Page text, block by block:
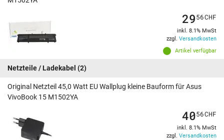
Artikel verfügbar
2956CHF
inkl. 8.1% MwSt
zzgl. Versandkosten
Netzteile / Ladekabel (2)
Original Netzteil 45,0 Watt EU Wallplug kleine Bauform für Asus
VivoBook 15 M1502YA
4056CHF
inkl. 8.1% MwSt
zzgl. Versandkosten